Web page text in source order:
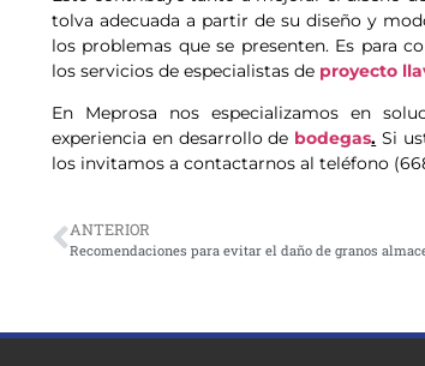
tolva adecuada a partir de su diseño y
los problemas que se presenten. Es para
los servicios de especialistas de proyecto
En Meprosa nos especializamos en
experiencia en desarrollo de bodegas. Si
los invitamos a contactarnos al teléfono
ANTERIOR